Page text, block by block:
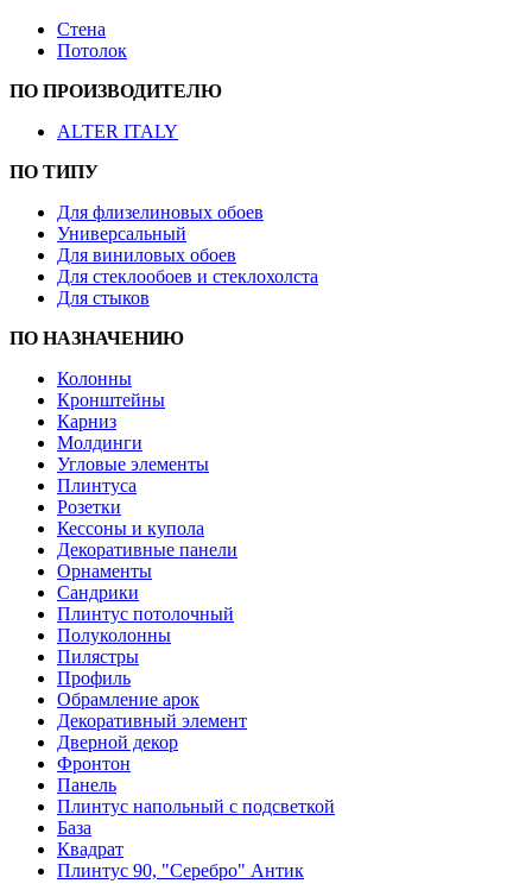
Стена
Потолок
ПО ПРОИЗВОДИТЕЛЮ
ALTER ITALY
ПО ТИПУ
Для флизелиновых обоев
Универсальный
Для виниловых обоев
Для стеклообоев и стеклохолста
Для стыков
ПО НАЗНАЧЕНИЮ
Колонны
Кронштейны
Карниз
Молдинги
Угловые элементы
Плинтуса
Розетки
Кессоны и купола
Декоративные панели
Орнаменты
Сандрики
Плинтус потолочный
Полуколонны
Пилястры
Профиль
Обрамление арок
Декоративный элемент
Дверной декор
Фронтон
Панель
Плинтус напольный с подсветкой
База
Квадрат
Плинтус 90, "Серебро" Антик